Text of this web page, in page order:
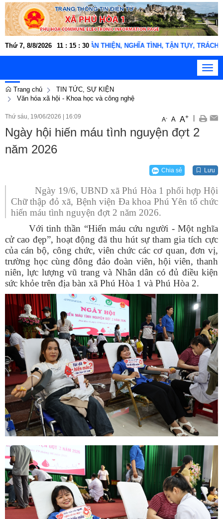
Thứ 7, 8/8/2026 11 : 15 : 31
Hòa 1 "THÂN THIỆN, NGHĨA TÌNH, TẬN TỤY, TRÁCH NHIỆM, KỶ
Trang chủ
TIN TỨC, SỰ KIỆN
Văn hóa xã hội - Khoa học và công nghệ
Thứ sáu, 19/06/2026 16:09 A- A A+
Ngày hội hiến máu tình nguyện đợt 2
năm 2026
Chia sẻ Lưu
Ngày 19/6, UBND xã Phú Hòa 1 phối hợp Hội
Chữ thập đỏ xã, Bệnh viện Đa khoa Phú Yên tổ chức
hiến máu tình nguyện đợt 2 năm 2026.
Với tinh thần “Hiến máu cứu người - Một nghĩa
cử cao đẹp”, hoạt động đã thu hút sự tham gia tích cực
của cán bộ, công chức, viên chức các cơ quan, đơn vị,
trường học cùng đông đảo đoàn viên, hội viên, thanh
niên, lực lượng vũ trang và Nhân dân có đủ điều kiện
sức khỏe trên địa bàn xã Phú Hòa 1 và Phú Hòa 2.